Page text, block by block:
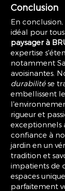
Conclusion
En conclusion,
idéal pour
paysager à
expertise
notamment
avoisinantes.
durabilitése
embellissent
rigueur et
exceptionnels
confiance à
jardin en un
tradition et
impatients de
espaces
parfaitement